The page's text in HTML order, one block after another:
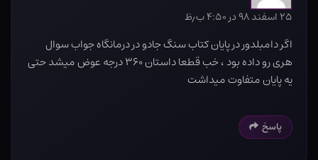
۲۵ اسفند ۹۸ در ۴:۵۰ ب٫ظ
اگر دامبلدور در پایان کتاب سنگ جادو در درمانگاه جواب سوال
هری رو داده بود ، خب قطعا داستان ۳۶۰ درجه عوض میشد حتی
یه پایان متفاوت میداشت
پاسخ